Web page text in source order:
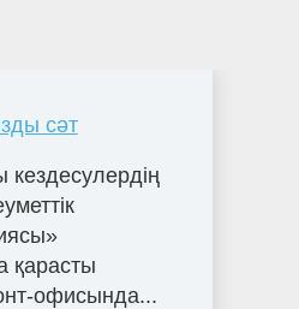
сәт
қарасты
офисында...